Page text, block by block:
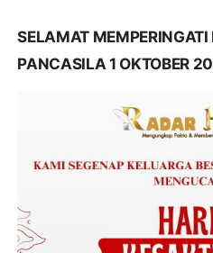
SELAMAT
PANCASILA 1 OKTOBER